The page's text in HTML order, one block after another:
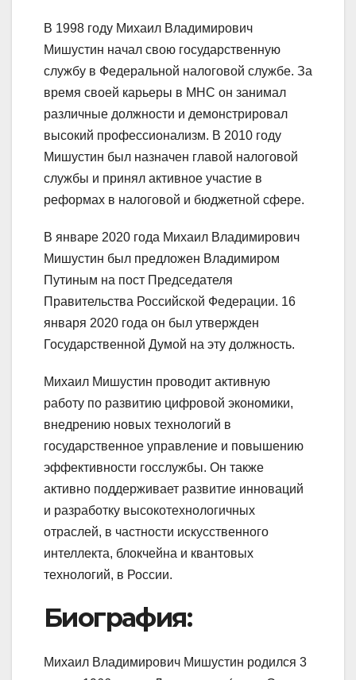
В 1998 году Михаил Владимирович
Мишустин начал свою государственную
службу в Федеральной налоговой службе. За
время своей карьеры в МНС он занимал
различные должности и демонстрировал
высокий профессионализм. В 2010 году
Мишустин был назначен главой налоговой
службы и принял активное участие в
реформах в налоговой и бюджетной сфере.
В январе 2020 года Михаил Владимирович
Мишустин был предложен Владимиром
Путиным на пост Председателя
Правительства Российской Федерации. 16
января 2020 года он был утвержден
Государственной Думой на эту должность.
Михаил Мишустин проводит активную
работу по развитию цифровой экономики,
внедрению новых технологий в
государственное управление и повышению
эффективности госслужбы. Он также
активно поддерживает развитие инноваций
и разработку высокотехнологичных
отраслей, в частности искусственного
интеллекта, блокчейна и квантовых
технологий, в России.
Биография:
Михаил Владимирович Мишустин родился 3